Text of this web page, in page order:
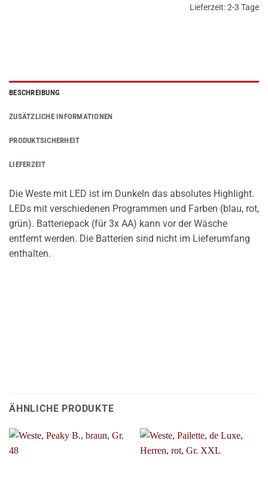
Lieferzeit:2-3 Tage
BESCHREIBUNG
ZUSÄTZLICHE INFORMATIONEN
PRODUKTSICHERHEIT
LIEFERZEIT
Die Weste mit LED ist im Dunkeln das absolutes Highlight.
LEDs mit verschiedenen Programmen und Farben (blau, rot,
grün). Batteriepack (für 3x AA) kann vor der Wäsche
entfernt werden. Die Batterien sind nicht im Lieferumfang
enthalten.
ÄHNLICHE PRODUKTE